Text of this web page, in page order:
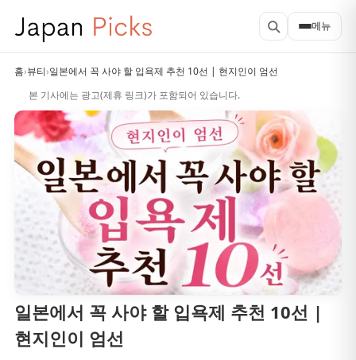
메뉴
홈›뷰티›일본에서 꼭 사야 할 입욕제 추천 10선 | 현지인이 엄선
본 기사에는 광고(제휴 링크)가 포함되어 있습니다.
일본에서 꼭 사야 할 입욕제 추천 10선 |
현지인이 엄선